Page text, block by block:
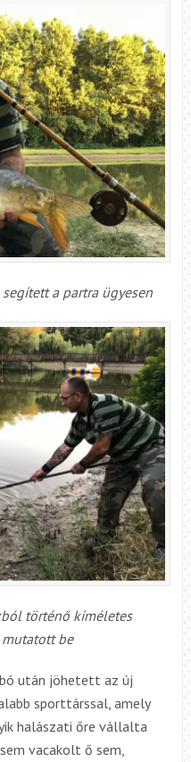
a partra ügyesen
történő kíméletes
mutatott be
után jöhetett az új
sporttárssal, amely
halászati őre vállalta
vacakolt ő sem,